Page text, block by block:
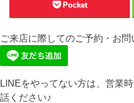
Pocket
ご来店に際してのご予約・お
LINEをやってない方は、営業
話ください♪